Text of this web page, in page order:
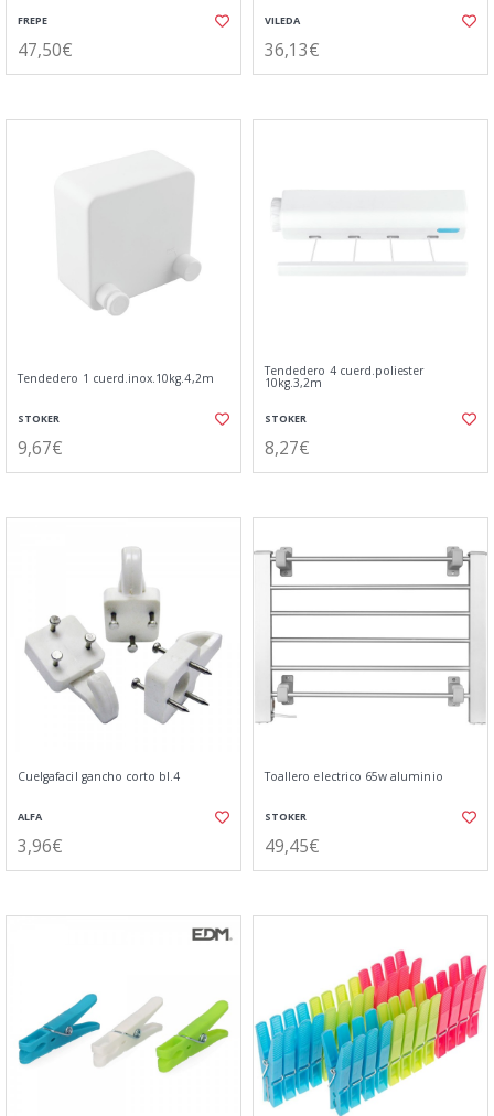
FREPE
47,50€
VILEDA
36,13€
Tendedero 1 cuerd.inox.10kg.4,2m
STOKER
9,67€
Tendedero 4 cuerd.poliester
10kg.3,2m
STOKER
8,27€
Cuelgafacil gancho corto bl.4
ALFA
3,96€
Toallero electrico 65w aluminio
STOKER
49,45€